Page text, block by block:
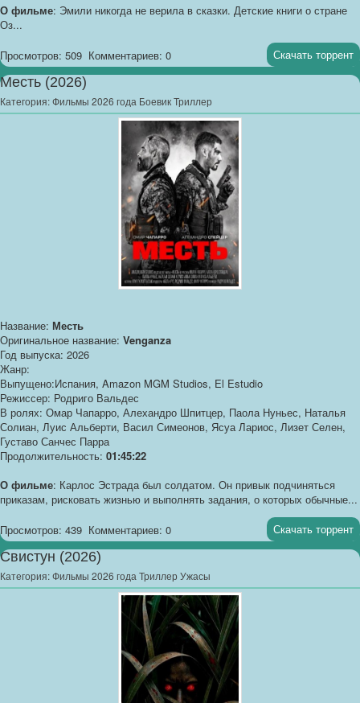
О фильме: Эмили никогда не верила в сказки. Детские книги о стране
Оз...
Просмотров: 509 Комментариев: 0 Скачать торрент
Месть (2026)
Категория:Фильмы 2026 года Боевик Триллер
Название: Месть
Оригинальное название: Venganza
Год выпуска: 2026
Жанр:
Выпущено:Испания, Amazon MGM Studios, El Estudio
Режиссер: Родриго Вальдес
В ролях: Омар Чапарро, Алехандро Шпитцер, Паола Нуньес, Наталья
Солиан, Луис Альберти, Васил Симеонов, Ясуа Лариос, Лизет Селен,
Густаво Санчес Парра
Продолжительность: 01:45:22
О фильме: Карлос Эстрада был солдатом. Он привык подчиняться
приказам, рисковать жизнью и выполнять задания, о которых обычные...
Просмотров: 439 Комментариев: 0 Скачать торрент
Свистун (2026)
Категория:Фильмы 2026 года Триллер Ужасы